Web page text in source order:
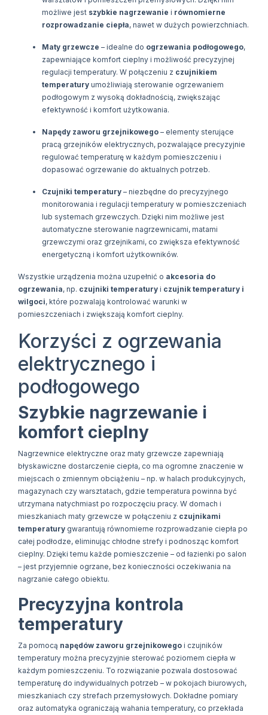
możliwe jest szybkie nagrzewanie i równomierne
rozprowadzanie ciepła, nawet w dużych powierzchniach.
Maty grzewcze – idealne do ogrzewania podłogowego,
zapewniające komfort cieplny i możliwość precyzyjnej
regulacji temperatury. W połączeniu z czujnikiem
temperatury umożliwiają sterowanie ogrzewaniem
podłogowym z wysoką dokładnością, zwiększając
efektywność i komfort użytkowania.
Napędy zaworu grzejnikowego – elementy sterujące
pracą grzejników elektrycznych, pozwalające precyzyjnie
regulować temperaturę w każdym pomieszczeniu i
dopasować ogrzewanie do aktualnych potrzeb.
Czujniki temperatury – niezbędne do precyzyjnego
monitorowania i regulacji temperatury w pomieszczeniach
lub systemach grzewczych. Dzięki nim możliwe jest
automatyczne sterowanie nagrzewnicami, matami
grzewczymi oraz grzejnikami, co zwiększa efektywność
energetyczną i komfort użytkowników.
Wszystkie urządzenia można uzupełnić o akcesoria do
ogrzewania, np. czujniki temperatury i czujnik temperatury i
wilgoci, które pozwalają kontrolować warunki w
pomieszczeniach i zwiększają komfort cieplny.
Korzyści z ogrzewania
elektrycznego i
podłogowego
Szybkie nagrzewanie i
komfort cieplny
Nagrzewnice elektryczne oraz maty grzewcze zapewniają
błyskawiczne dostarczenie ciepła, co ma ogromne znaczenie w
miejscach o zmiennym obciążeniu – np. w halach produkcyjnych,
magazynach czy warsztatach, gdzie temperatura powinna być
utrzymana natychmiast po rozpoczęciu pracy. W domach i
mieszkaniach maty grzewcze w połączeniu z czujnikami
temperatury gwarantują równomierne rozprowadzanie ciepła po
całej podłodze, eliminując chłodne strefy i podnosząc komfort
cieplny. Dzięki temu każde pomieszczenie – od łazienki po salon
– jest przyjemnie ogrzane, bez konieczności oczekiwania na
nagrzanie całego obiektu.
Precyzyjna kontrola
temperatury
Za pomocą napędów zaworu grzejnikowego i czujników
temperatury można precyzyjnie sterować poziomem ciepła w
każdym pomieszczeniu. To rozwiązanie pozwala dostosować
temperaturę do indywidualnych potrzeb – w pokojach biurowych,
mieszkaniach czy strefach przemysłowych. Dokładne pomiary
oraz automatyka ograniczają wahania temperatury, co przekłada